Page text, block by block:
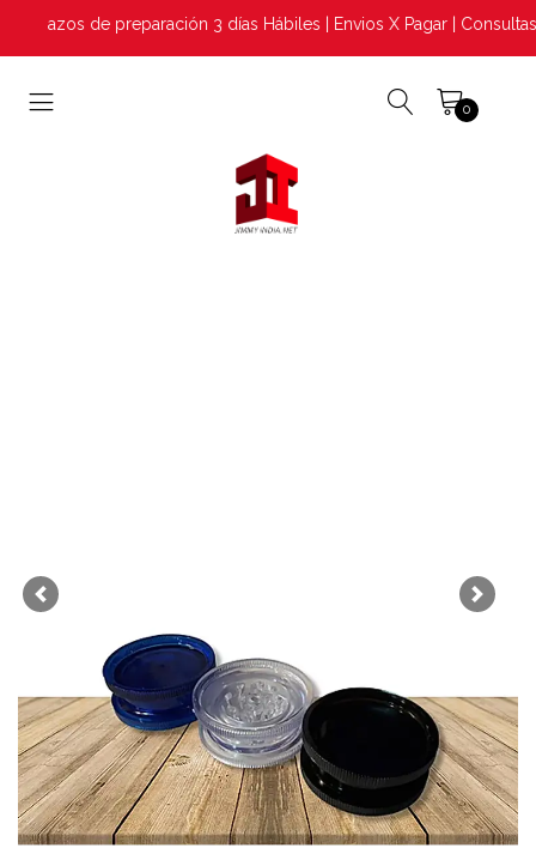
Plazos de preparación 3 días Hábiles | Envios X Pagar | Consultas
0
Previous Next